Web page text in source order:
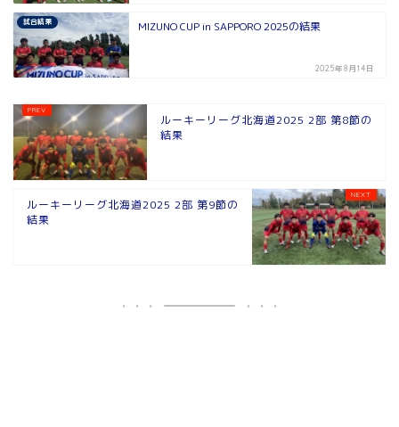
試合結果 MIZUNO CUP in SAPPORO 2025の結果
2025年8月14日
ルーキーリーグ北海道2025 2部 第8節の
結果
ルーキーリーグ北海道2025 2部 第9節の
結果